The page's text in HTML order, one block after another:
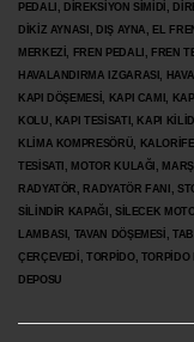
PEDALI, DİREKSİYON SİMİDİ,
DİKİZ AYNASI, DIŞ AYNA, EL
MERKEZİ, FREN PEDALI, FREN
HAVALANDIRMA IZGARASI,
KAPI DÖŞEMESİ, KAPI CAMI,
KOLU, KAPI TESİSATI, KAPI
KLİMA KOMPRESÖRÜ,
TESİSATI, MOTOR KULAĞI,
RADYATÖR, RADYATÖR FANI,
SİLİNDİR KAPAĞI, SİLECEK
LAMBASI, TAVAN DÖŞEMESİ,
ÇERÇEVEDİ, TORPİDO,
DEPOSU